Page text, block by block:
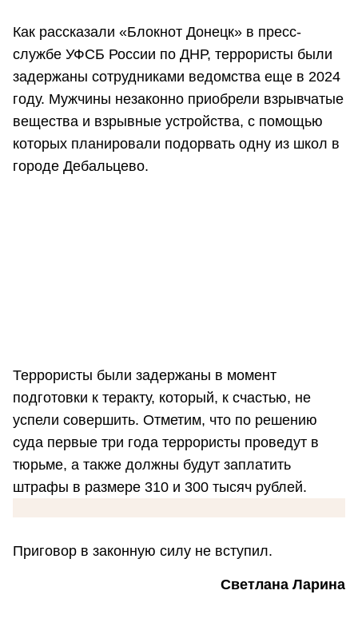
Как рассказали «Блокнот Донецк» в пресс-
службе УФСБ России по ДНР, террористы были
задержаны сотрудниками ведомства еще в 2024
году. Мужчины незаконно приобрели взрывчатые
вещества и взрывные устройства, с помощью
которых планировали подорвать одну из школ в
городе Дебальцево.
Террористы были задержаны в момент
подготовки к теракту, который, к счастью, не
успели совершить. Отметим, что по решению
суда первые три года террористы проведут в
тюрьме, а также должны будут заплатить
штрафы в размере 310 и 300 тысяч рублей.
Приговор в законную силу не вступил.
Светлана Ларина